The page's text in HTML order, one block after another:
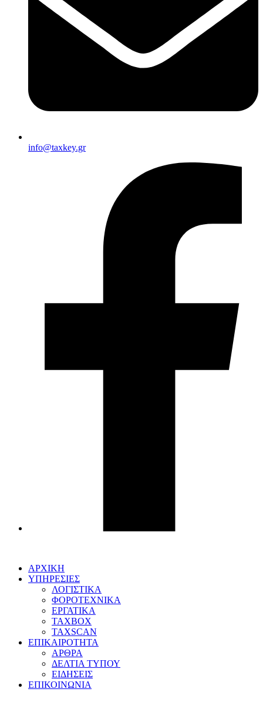
info@taxkey.gr
ΑΡΧΙΚΗ
ΥΠΗΡΕΣΙΕΣ
ΛΟΓΙΣΤΙΚΑ
ΦΟΡΟΤΕΧΝΙΚΑ
ΕΡΓΑΤΙΚΑ
TAXBOX
TAXSCAN
ΕΠΙΚΑΙΡΟΤΗΤΑ
ΑΡΘΡΑ
ΔΕΛΤΙΑ ΤΥΠΟΥ
ΕΙΔΗΣΕΙΣ
ΕΠΙΚΟΙΝΩΝΙΑ